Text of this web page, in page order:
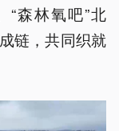
“森林氧吧”北
链，共同织就